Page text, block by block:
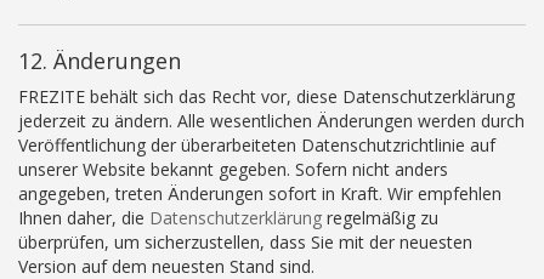
12. Änderungen
FREZITE behält sich das Recht vor, diese Datenschutzerklärung
jederzeit zu ändern. Alle wesentlichen Änderungen werden durch
Veröffentlichung der überarbeiteten Datenschutzrichtlinie auf
unserer Website bekannt gegeben. Sofern nicht anders
angegeben, treten Änderungen sofort in Kraft. Wir empfehlen
Ihnen daher, die Datenschutzerklärung regelmäßig zu
überprüfen, um sicherzustellen, dass Sie mit der neuesten
Version auf dem neuesten Stand sind.